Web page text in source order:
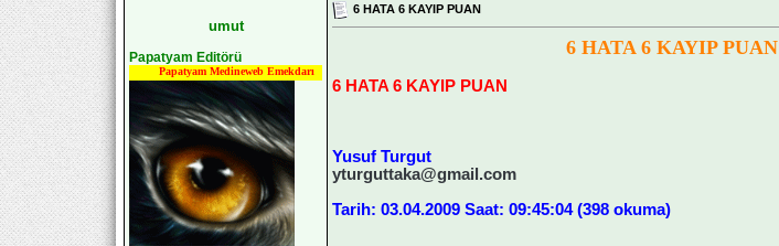
umut
Papatyam Editörü
Papatyam Medineweb Emekdarı
6 HATA 6 KAYIP PUAN
6 HATA 6 KAYIP PUAN
6 HATA 6 KAYIP PUAN
Yusuf Turgut
yturguttaka@gmail.com
Tarih: 03.04.2009 Saat: 09:45:04 (398 okuma)